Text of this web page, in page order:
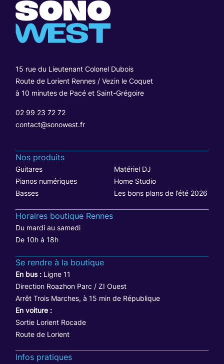
15 rue du Lieutenant Colonel Dubois
Route de Lorient Rennes / Vezin le Coquet
à 10 minutes de Pacé et Saint-Grégoire
02 99 23 72 72
contact@sonowest.fr
Nos produits
Guitares
Matériel DJ
Pianos numériques
Home Studio
Basses
Les bons plans de l’été 2026
Horaires boutique Rennes
Du mardi au samedi
De 10h à 18h
Se rendre à la boutique
En bus : Ligne 11
Direction Roazhon Parc / ZI Ouest
Arrêt Trois Marches, à 15 min de République
En voiture :
Sortie Lorient Rocade
Route de Lorient
Infos pratiques